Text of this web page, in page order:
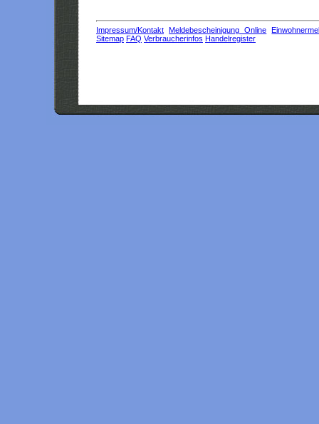
Impressum/Kontakt Meldebescheinigung Online
Sitemap FAQ Verbraucherinfos Handelregister